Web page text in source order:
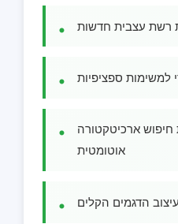
רשת עצבית חדשות
למשימות ספציפיות
חיפוש ארכיטקטורה
אוטומטית
הדגמים הקלים